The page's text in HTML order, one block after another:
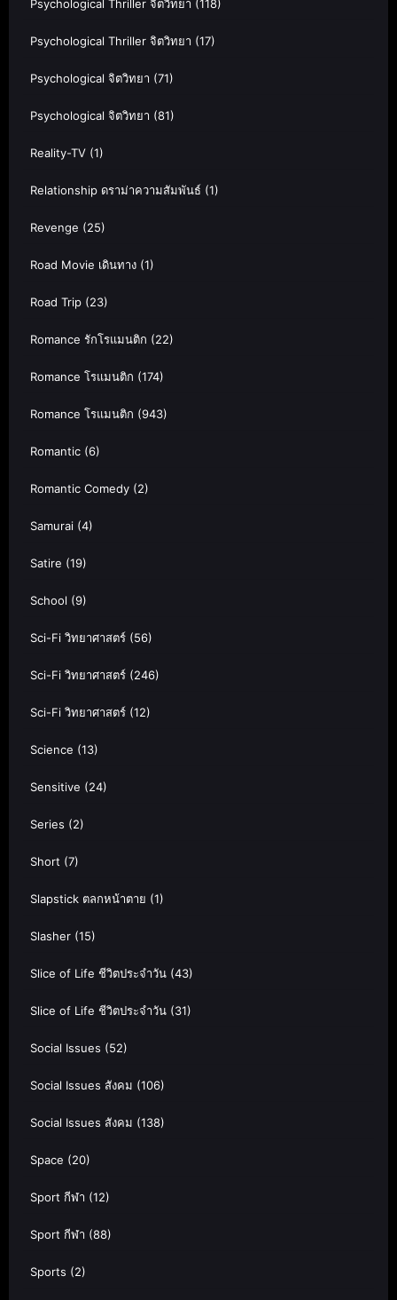
Psychological Thriller จิตวิทยา (118)
Psychological Thriller จิตวิทยา (17)
Psychological จิตวิทยา (71)
Psychological จิตวิทยา (81)
Reality-TV (1)
Relationship ดราม่าความสัมพันธ์ (1)
Revenge (25)
Road Movie เดินทาง (1)
Road Trip (23)
Romance รักโรแมนติก (22)
Romance โรแมนติก (174)
Romance โรแมนติก (943)
Romantic (6)
Romantic Comedy (2)
Samurai (4)
Satire (19)
School (9)
Sci-Fi วิทยาศาสตร์ (56)
Sci-Fi วิทยาศาสตร์ (246)
Sci-Fi วิทยาศาสตร์ (12)
Science (13)
Sensitive (24)
Series (2)
Short (7)
Slapstick ตลกหน้าตาย (1)
Slasher (15)
Slice of Life ชีวิตประจำวัน (43)
Slice of Life ชีวิตประจำวัน (31)
Social Issues (52)
Social Issues สังคม (106)
Social Issues สังคม (138)
Space (20)
Sport กีฬา (12)
Sport กีฬา (88)
Sports (2)